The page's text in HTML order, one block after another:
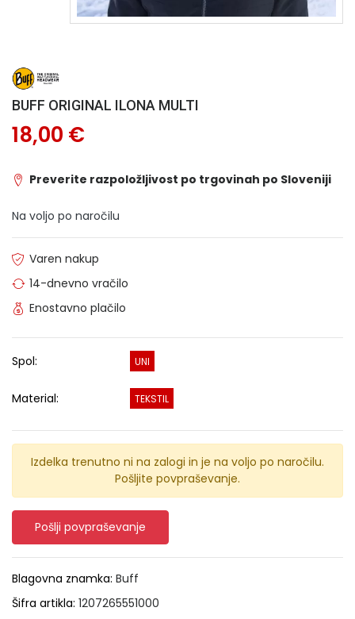
BUFF ORIGINAL ILONA MULTI
18,00 €
Preverite razpoložljivost po trgovinah po Sloveniji
Na voljo po naročilu
Varen nakup
14-dnevno vračilo
Enostavno plačilo
Spol: UNI
Material: TEKSTIL
Izdelka trenutno ni na zalogi in je na voljo po naročilu.
Pošljite povpraševanje.
Pošlji povpraševanje
Blagovna znamka: Buff
Šifra artikla: 1207265551000